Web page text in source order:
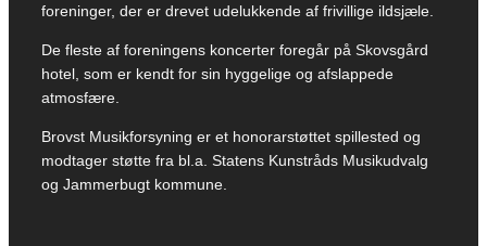
foreninger, der er drevet udelukkende af frivillige ildsjæle.
De fleste af foreningens koncerter foregår på Skovsgård
hotel, som er kendt for sin hyggelige og afslappede
atmosfære.
Brovst Musikforsyning er et honorarstøttet spillested og
modtager støtte fra bl.a. Statens Kunstråds Musikudvalg
og Jammerbugt kommune.